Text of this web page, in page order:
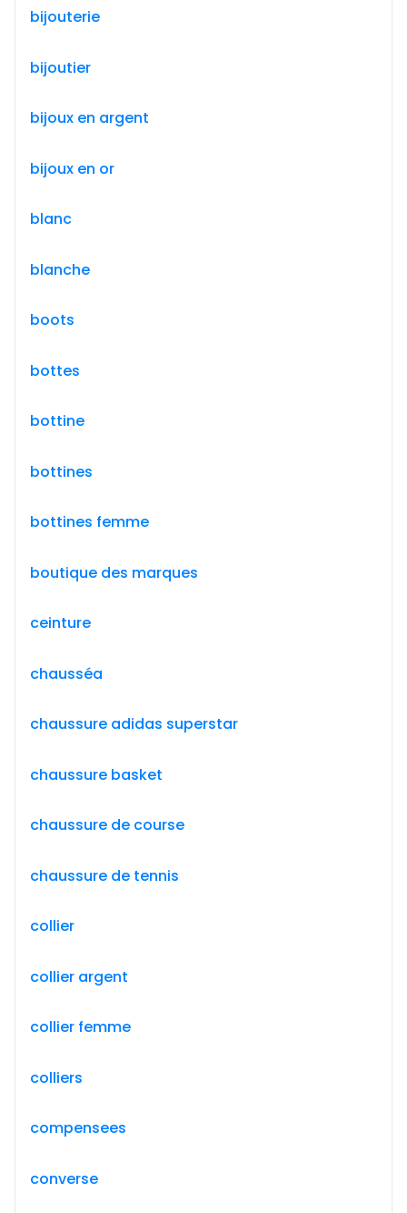
bijouterie
bijoutier
bijoux en argent
bijoux en or
blanc
blanche
boots
bottes
bottine
bottines
bottines femme
boutique des marques
ceinture
chausséa
chaussure adidas superstar
chaussure basket
chaussure de course
chaussure de tennis
collier
collier argent
collier femme
colliers
compensees
converse